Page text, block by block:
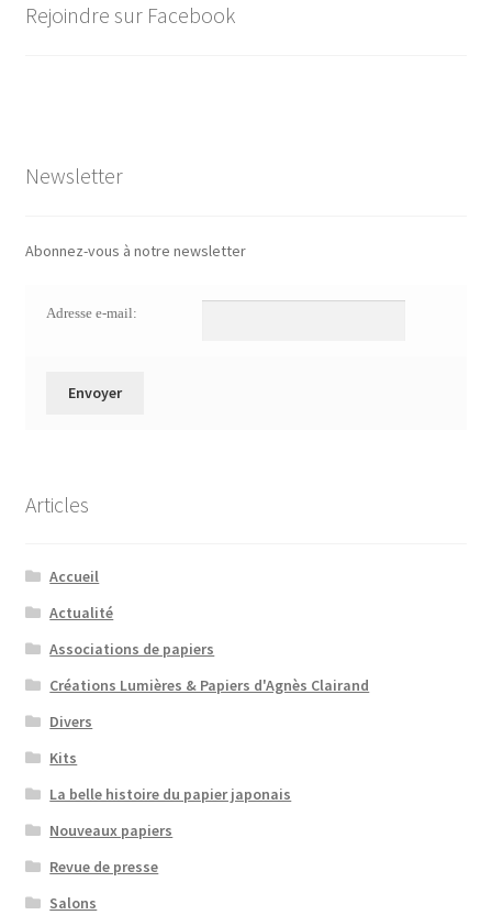
Rejoindre sur Facebook
Newsletter
Abonnez-vous à notre newsletter
Adresse e-mail:
Articles
Accueil
Actualité
Associations de papiers
Créations Lumières & Papiers d'Agnès Clairand
Divers
Kits
La belle histoire du papier japonais
Nouveaux papiers
Revue de presse
Salons